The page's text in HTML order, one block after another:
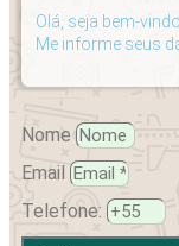
Olá, seja bem-
Me informe seus
Nome
Email
Telefone: